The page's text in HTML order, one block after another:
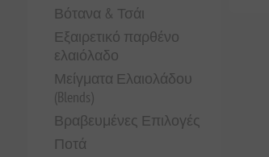
Βότανα & Τσάι
Εξαιρετικό παρθένο
ελαιόλαδο
Μείγματα Ελαιολάδου
(Blends)
Βραβευμένες Επιλογές
Ποτά